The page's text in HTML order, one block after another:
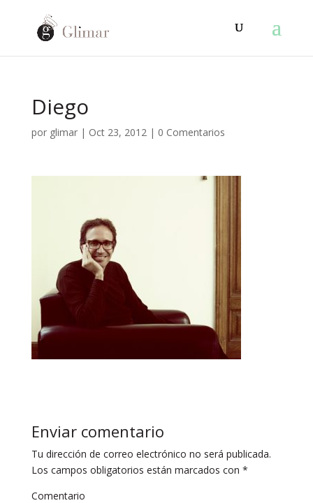
Diego
por glimar| Oct 23, 2012| 0 Comentarios
Enviar comentario
Tu dirección de correo electrónico no será publicada.
Los campos obligatorios están marcados con *
Comentario